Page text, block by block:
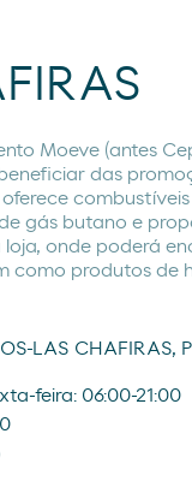
Moeve (antes
das
gás butano e
loja, onde poderá
como produtos de
LAS CHAFIRAS,
feira: 06:00-21:00